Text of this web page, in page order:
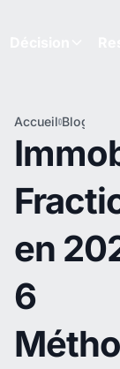
Accueil Blog
en
6
pour
en
6